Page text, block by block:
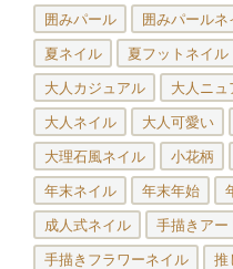
囲みパール 囲みパールネ
夏ネイル 夏フットネイル
大人カジュアル 大人ニュ
大人ネイル 大人可愛い
大理石風ネイル 小花柄
年末ネイル 年末年始
成人式ネイル 手描きアー
手描きフラワーネイル 推